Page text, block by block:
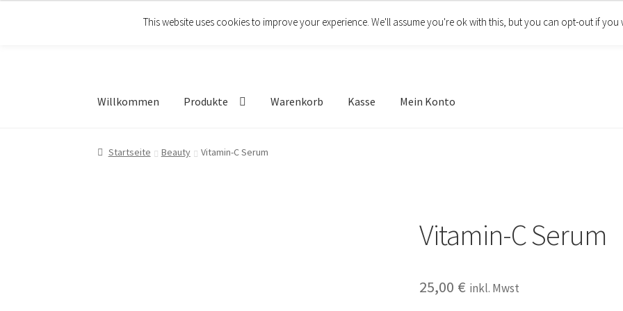
Willkommen Produkte Warenkorb Kasse Mein Konto
Startseite Beauty Vitamin-C Serum
Vitamin-C Serum
25,00 € inkl. Mwst
This website uses cookies to improve your experience. We'll assume you're ok with this, but you can opt-out if you